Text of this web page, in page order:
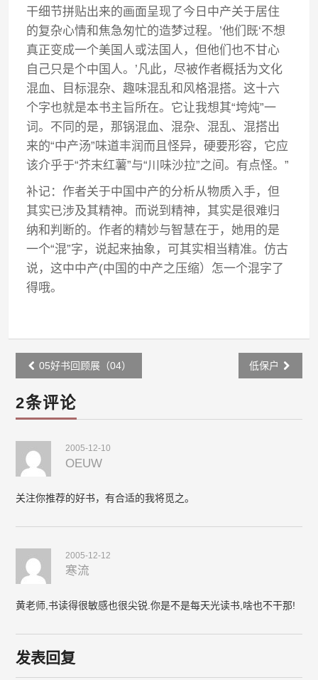
干细节拼贴出来的画面呈现了今日中产关于居住
的复杂心情和焦急匆忙的造梦过程。’他们既‘不想
真正变成一个美国人或法国人，但他们也不甘心
自己只是个中国人。’凡此，尽被作者概括为文化
混血、目标混杂、趣味混乱和风格混搭。这十六
个字也就是本书主旨所在。它让我想其“垮炖”一
词。不同的是，那锅混血、混杂、混乱、混搭出
来的“中产汤”味道丰润而且怪异，硬要形容，它应
该介乎于“芥末红薯”与“川味沙拉”之间。有点怪。”
补记：作者关于中国中产的分析从物质入手，但
其实已涉及其精神。而说到精神，其实是很难归
纳和判断的。作者的精妙与智慧在于，她用的是
一个“混”字，说起来抽象，可其实相当精准。仿古
说，这中中产(中国的中产之压缩）怎一个混字了
得哦。
Post
navigation
05好书回顾展（04） 低保户
2条评论
2005-12-10
OEUW
关注你推荐的好书，有合适的我将觅之。
2005-12-12
寒流
黄老师,书读得很敏感也很尖锐.你是不是每天光读书,啥也不干那!
发表回复